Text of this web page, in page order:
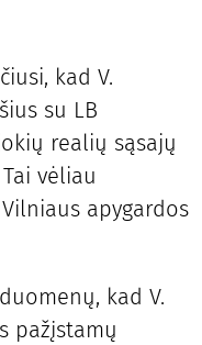
kad V.
su LB
realių sąsajų
vėliau
apygardos
kad V.
pažįstamų